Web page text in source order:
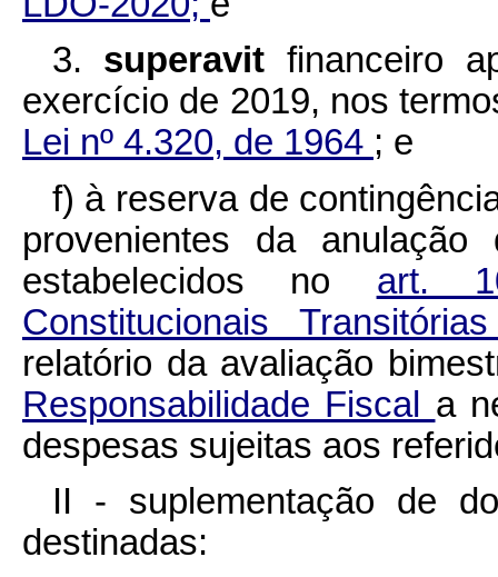
3. superavit financeiro
exercício de 2019, nos
Lei nº 4.320, de 1964 ; e
f) à reserva de
provenientes da
estabelecidos no art.
Constitucionais
relatório da avaliação
Responsabilidade Fiscal a
despesas sujeitas aos
II - suplementação de
destinadas: